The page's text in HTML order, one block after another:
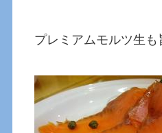
プレミアムモルツ生も